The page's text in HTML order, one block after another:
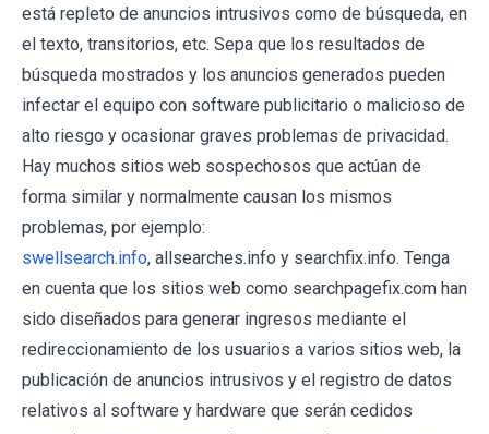
está repleto de anuncios intrusivos como de búsqueda, en
el texto, transitorios, etc. Sepa que los resultados de
búsqueda mostrados y los anuncios generados pueden
infectar el equipo con software publicitario o malicioso de
alto riesgo y ocasionar graves problemas de privacidad.
Hay muchos sitios web sospechosos que actúan de
forma similar y normalmente causan los mismos
problemas, por ejemplo:
swellsearch.info, allsearches.info y searchfix.info. Tenga
en cuenta que los sitios web como searchpagefix.com han
sido diseñados para generar ingresos mediante el
redireccionamiento de los usuarios a varios sitios web, la
publicación de anuncios intrusivos y el registro de datos
relativos al software y hardware que serán cedidos